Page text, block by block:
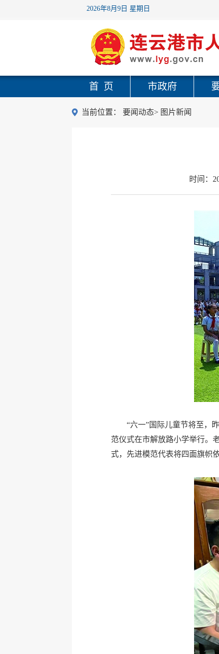
2026年8月9日 星期日
首 页 市政府
当前位置： 要闻动态> 图片新闻
时间：
“六一”国际儿童节将至，
范仪式在市解放路小学举行。
式，先进模范代表将四面旗帜